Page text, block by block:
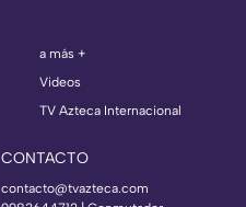
a más +
Videos
TV Azteca Internacional
CONTACTO
contacto@tvazteca.com